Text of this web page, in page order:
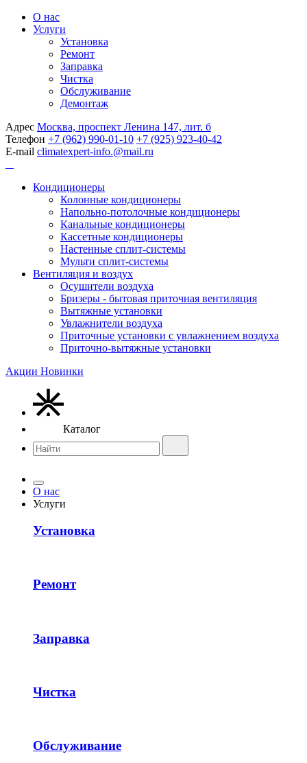
О нас
Услуги
Установка
Ремонт
Заправка
Чистка
Обслуживание
Демонтаж
Адрес Москва, проспект Ленина 147, лит. б
Телефон +7 (962) 990-01-10 +7 (925) 923-40-42
E-mail climatexpert-info.@mail.ru
Кондиционеры
Колонные кондиционеры
Напольно-потолочные кондиционеры
Канальные кондиционеры
Кассетные кондиционеры
Настенные сплит-системы
Мульти сплит-системы
Вентиляция и воздух
Осушители воздуха
Бризеры - бытовая приточная вентиляция
Вытяжные установки
Увлажнители воздуха
Приточные установки с увлажнением воздуха
Приточно-вытяжные установки
Акции Новинки
Каталог
О нас
Услуги
Установка
Ремонт
Заправка
Чистка
Обслуживание